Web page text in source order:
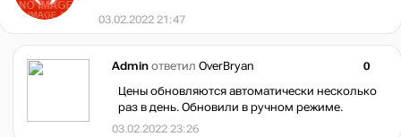
03.02.2022 21:47
Admin ответил OverBryan
0
Цены обновляются автоматически несколько
раз в день. Обновили в ручном режиме.
03.02.2022 23:26